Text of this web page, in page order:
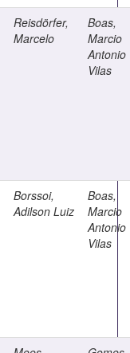
Reisdörfer,
Marcelo
Boas,
Marcio
Antonio
Vilas
Borssoi,
Adilson Luiz
Boas,
Marcio
Antonio
Vilas